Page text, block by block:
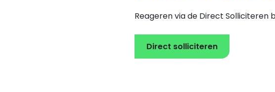
Reageren via de Direct Solliciteren
Direct solliciteren